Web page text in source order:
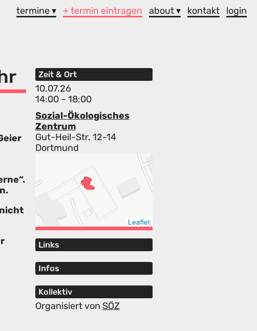
termine ▾ + termin eintragen about ▾ kontakt login
Zeit & Ort
10.07.26
14:00 – 18:00
Sozial-Ökologisches
Zentrum
Gut-Heil-Str. 12-14
Dortmund
Leaflet
Links
Infos
Kollektiv
Organisiert von SÖZ